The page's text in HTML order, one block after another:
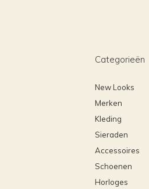
Categorieën
New Looks
Merken
Kleding
Sieraden
Accessoires
Schoenen
Horloges